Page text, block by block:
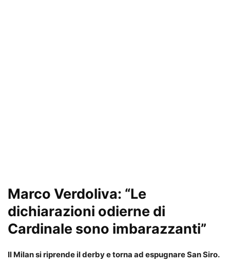
Marco Verdoliva: “Le
dichiarazioni odierne di
Cardinale sono imbarazzanti”
Il Milan si riprende il derby e torna ad espugnare San Siro.